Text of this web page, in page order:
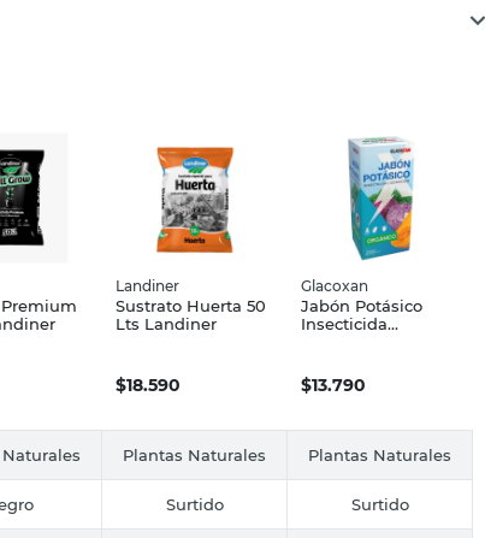
Landiner
Sustrato Huerta 50
Lts Landiner
$18.590
Glacoxan
Jabón Potásico
Insecticida
$13.790
Plantas Naturales Plantas Naturales
Surtido Surtido